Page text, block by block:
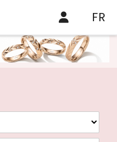
FR